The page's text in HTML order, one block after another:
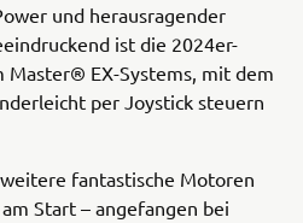
und herausragender
ist die 2024er-
Master® EX-Systems, mit dem
per Joystick steuern
fantastische Motoren
Start – angefangen bei